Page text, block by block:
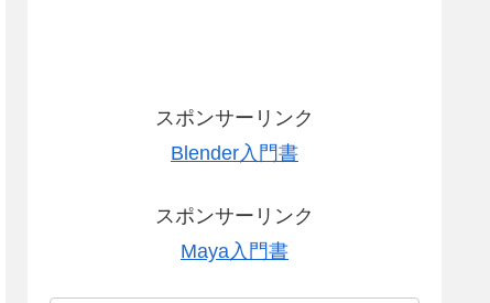
スポンサーリンク
Blender入門書
スポンサーリンク
Maya入門書